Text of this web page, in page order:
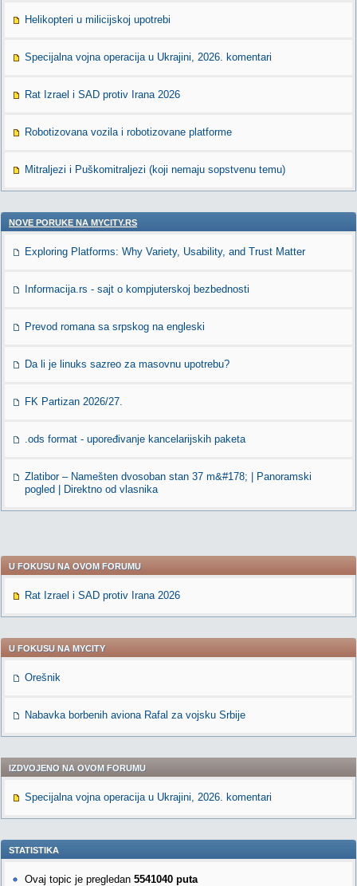
Helikopteri u milicijskoj upotrebi
Specijalna vojna operacija u Ukrajini, 2026. komentari
Rat Izrael i SAD protiv Irana 2026
Robotizovana vozila i robotizovane platforme
Mitraljezi i Puškomitraljezi (koji nemaju sopstvenu temu)
NOVE PORUKE NA MYCITY.RS
Exploring Platforms: Why Variety, Usability, and Trust Matter
Informacija.rs - sajt o kompjuterskoj bezbednosti
Prevod romana sa srpskog na engleski
Da li je linuks sazreo za masovnu upotrebu?
FK Partizan 2026/27.
.ods format - upoređivanje kancelarijskih paketa
Zlatibor – Namešten dvosoban stan 37 m&#178; | Panoramski
pogled | Direktno od vlasnika
U FOKUSU NA OVOM FORUMU
Rat Izrael i SAD protiv Irana 2026
U FOKUSU NA MYCITY
Orešnik
Nabavka borbenih aviona Rafal za vojsku Srbije
IZDVOJENO NA OVOM FORUMU
Specijalna vojna operacija u Ukrajini, 2026. komentari
STATISTIKA
Ovaj topic je pregledan 5541040 puta